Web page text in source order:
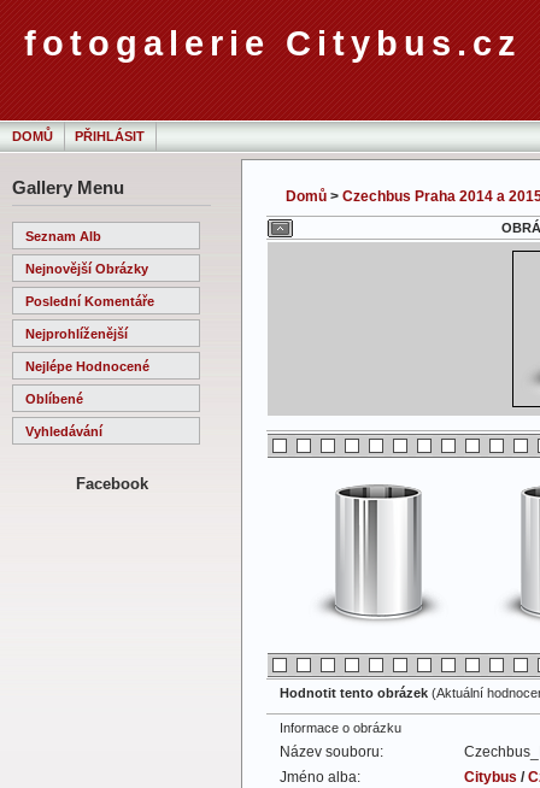
fotogalerie Citybus.cz
DOMŮ PŘIHLÁSIT
Gallery Menu
Seznam Alb
Nejnovější Obrázky
Poslední Komentáře
Nejprohlíženější
Nejlépe Hodnocené
Oblíbené
Vyhledávání
Facebook
Domů > Czechbus Praha 2014 a
Hodnotit tento obrázek (Aktuální
Informace o obrázku
Název souboru:
Jméno alba:
Citybus /